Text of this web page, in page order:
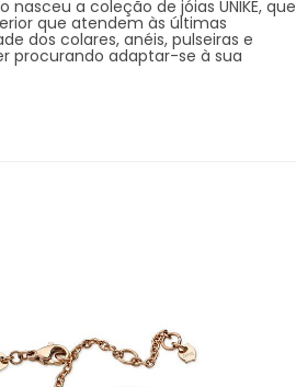
a coleção de jóias UNIKE, que
que atendem às últimas
dos colares, anéis, pulseiras e
procurando adaptar-se à sua